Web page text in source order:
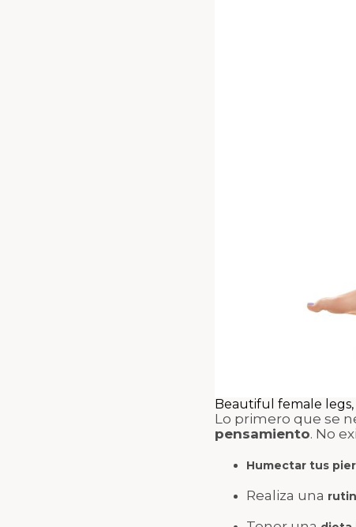
Beautiful female
Lo primero que se
pensamiento. No
Humectar tus
Realiza una